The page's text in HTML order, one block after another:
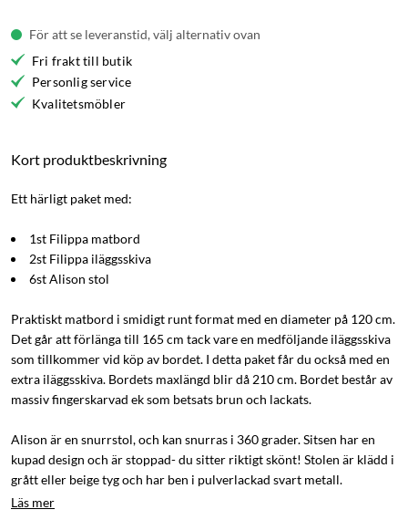
För att se leveranstid, välj alternativ ovan
Fri frakt till butik
Personlig service
Kvalitetsmöbler
Kort produktbeskrivning
Ett härligt paket med:
1st Filippa matbord
2st Filippa iläggsskiva
6st Alison stol
Praktiskt matbord i smidigt runt format med en diameter på 120 cm.
Det går att förlänga till 165 cm tack vare en medföljande iläggsskiva
som tillkommer vid köp av bordet. I detta paket får du också med en
extra iläggsskiva. Bordets maxlängd blir då 210 cm. Bordet består av
massiv fingerskarvad ek som betsats brun och lackats.
Alison är en snurrstol, och kan snurras i 360 grader. Sitsen har en
kupad design och är stoppad- du sitter riktigt skönt! Stolen är klädd i
grått eller beige tyg och har ben i pulverlackad svart metall.
Läs mer